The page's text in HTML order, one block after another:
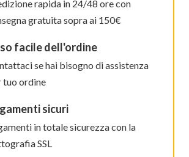
rapida in 24/48 ore con
gratuita sopra ai 150€
facile dell'ordine
se hai bisogno di assistenza
tuo ordine
sicuri
in totale sicurezza con la
SSL